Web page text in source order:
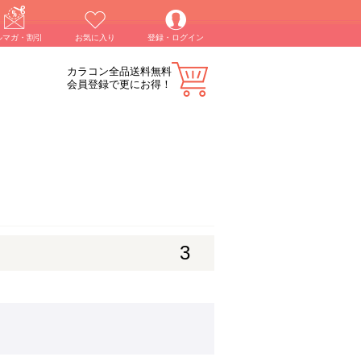
マガ・割引 お気に入り 登録・ログイン
カラコン全品送料無料
会員登録で更にお得！
3